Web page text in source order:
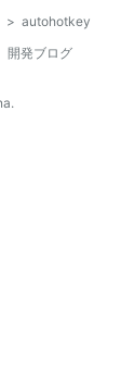
> autohotkey
開発ブログ